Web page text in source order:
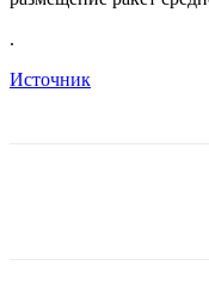
.
Источник